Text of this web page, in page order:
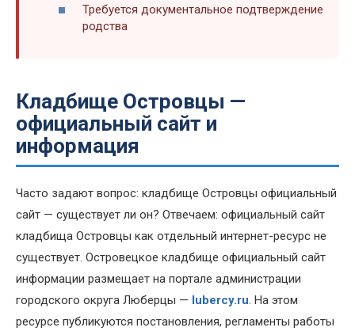
Требуется документальное подтверждение
родства
Кладбище Островцы —
официальный сайт и
информация
Часто задают вопрос: кладбище Островцы официальный
сайт — существует ли он? Отвечаем: официальный сайт
кладбища Островцы как отдельный интернет-ресурс не
существует. Островецкое кладбище официальный сайт
информации размещает на портале администрации
городского округа Люберцы — lubercy.ru. На этом
ресурсе публикуются постановления, регламенты работы